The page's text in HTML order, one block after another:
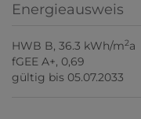
Energieausweis
HWB B, 36.3 kWh/m2a
fGEE A+, 0,69
gültig bis 05.07.2033